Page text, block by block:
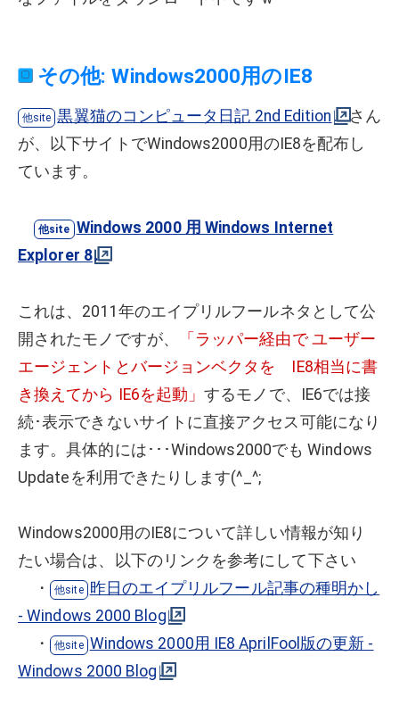
その他: Windows2000用のIE8
黒翼猫のコンピュータ日記 2nd Edition
さん
が、以下サイトでWindows2000用のIE8を配布し
ています。
Windows 2000 用 Windows Internet
Explorer 8
これは、2011年のエイプリルフールネタとして公
開されたモノですが、
「ラッパー経由で ユーザー
エージェントとバージョンベクタを IE8相当に書
き換えてから IE6を起動」するモノで、IE6では接
続･表示できないサイトに直接アクセス可能になり
ます。具体的には･･･Windows2000でも Windows
Updateを利用できたりします(^_^;
Windows2000用のIE8について詳しい情報が知り
たい場合は、以下のリンクを参考にして下さい
・
昨日のエイプリルフール記事の種明かし
- Windows 2000 Blog
・
Windows 2000用 IE8 AprilFool版の更新 -
Windows 2000 Blog